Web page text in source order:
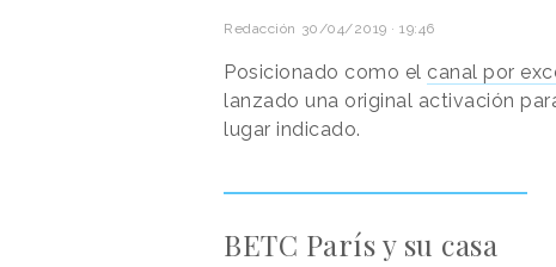
Redacción 30/04/2019 · 19:46
Posicionado como el canal por
lanzado una original activación
lugar indicado.
BETC París y su casa